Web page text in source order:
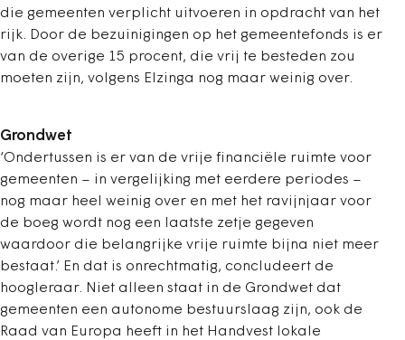
die gemeenten verplicht uitvoeren in opdracht van het
rijk. Door de bezuinigingen op het gemeentefonds is er
van de overige 15 procent, die vrij te besteden zou
moeten zijn, volgens Elzinga nog maar weinig over.
Grondwet
‘Ondertussen is er van de vrije financiële ruimte voor
gemeenten – in vergelijking met eerdere periodes –
nog maar heel weinig over en met het ravijnjaar voor
de boeg wordt nog een laatste zetje gegeven
waardoor die belangrijke vrije ruimte bijna niet meer
bestaat.’ En dat is onrechtmatig, concludeert de
hoogleraar. Niet alleen staat in de Grondwet dat
gemeenten een autonome bestuurslaag zijn, ook de
Raad van Europa heeft in het Handvest lokale